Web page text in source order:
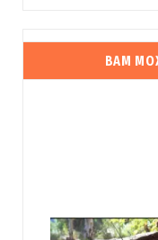
ВАМ